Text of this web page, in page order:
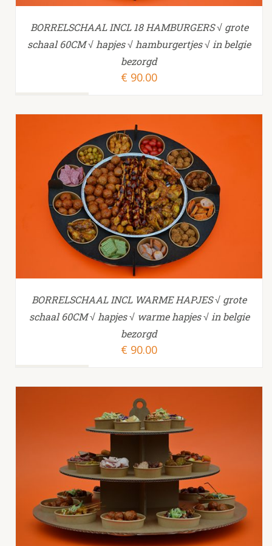
BORRELSCHAAL INCL 18 HAMBURGERS √ grote
schaal 60CM √ hapjes √ hamburgertjes √ in belgie
bezorgd
€ 90.00
TOEVOEGEN AAN WINKELWAGEN /
BORRELSCHAAL INCL WARME HAPJES √ grote
schaal 60CM √ hapjes √ warme hapjes √ in belgie
bezorgd
€ 90.00
TOEVOEGEN AAN WINKELWAGEN /